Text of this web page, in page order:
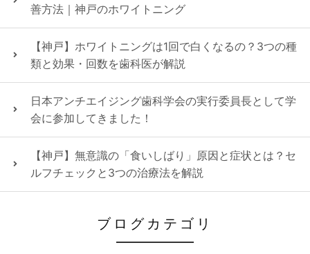
善方法｜神戸のホワイトニング
【神戸】ホワイトニングは1回で白くなるの？3つの種
類と効果・回数を歯科医が解説
日本アンチエイジング歯科学会の実行委員長として学
会に参加してきました！
【神戸】無意識の「食いしばり」原因と症状とは？セ
ルフチェックと3つの治療法を解説
ブログカテゴリ